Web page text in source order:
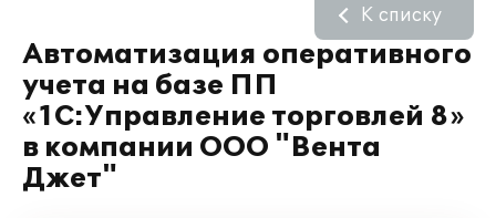
Автоматизация оперативного
учета на базе ПП
«1С:Управление торговлей 8»
в компании ООО "Вента
Джет"
К списку